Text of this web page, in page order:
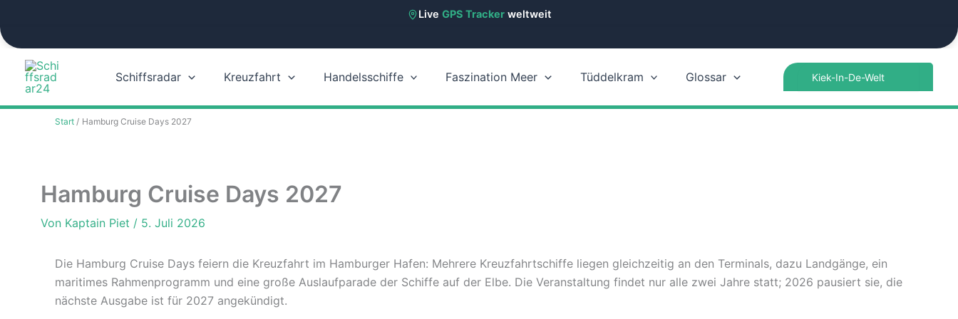
Live GPS Trackerweltweit
Zum
springen
Schiffsradar Kreuzfahrt Handelsschiffe Faszination Meer Tüddelkram Glossar
Start Hamburg Cruise Days 2027
Hamburg Cruise Days 2027
Von Kaptain Piet / 5. Juli 2026
Die Hamburg Cruise Days feiern die Kreuzfahrt im Hamburger Hafen: Mehrere Kreuzfahrtschiffe liegen gleichzeitig an den Terminals, dazu Landgänge, ein
maritimes Rahmenprogramm und eine große Auslaufparade der Schiffe auf der Elbe. Die Veranstaltung findet nur alle zwei Jahre statt; 2026 pausiert sie, die
nächste Ausgabe ist für 2027 angekündigt.